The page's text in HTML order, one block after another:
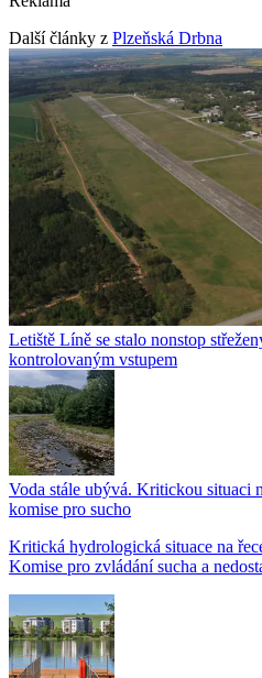
Další články z Plzeňská Drbna
Letiště Líně se stalo nonstop
kontrolovaným vstupem
Voda stále ubývá. Kritickou situaci
komise pro sucho
Kritická hydrologická situace na
Komise pro zvládání sucha a